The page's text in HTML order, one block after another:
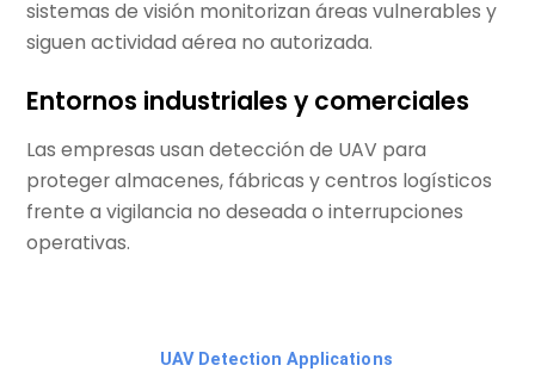
sistemas de visión monitorizan áreas vulnerables y
siguen actividad aérea no autorizada.
Entornos industriales y comerciales
Las empresas usan detección de UAV para
proteger almacenes, fábricas y centros logísticos
frente a vigilancia no deseada o interrupciones
operativas.